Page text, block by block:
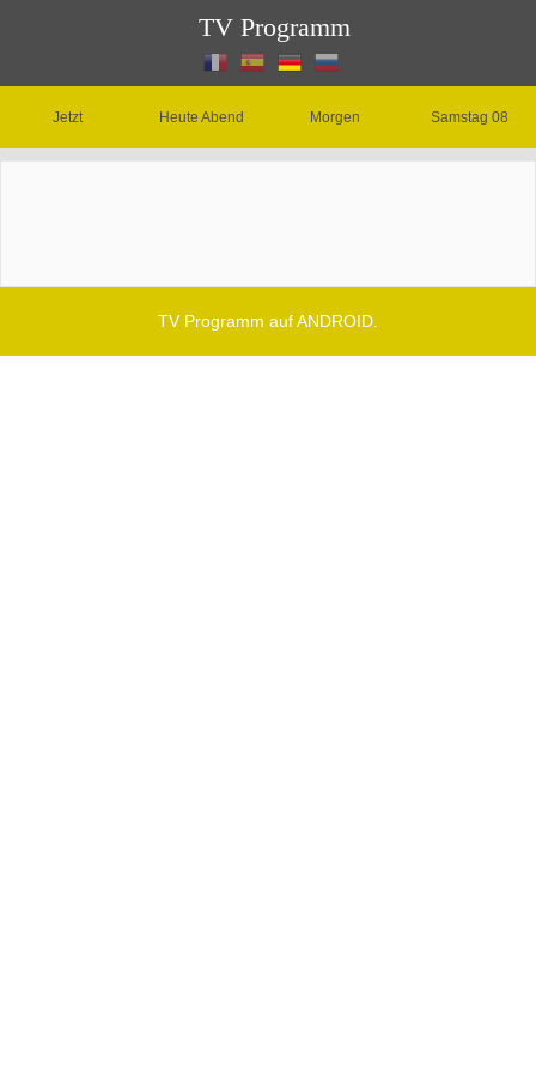
TV Programm
Jetzt Heute Abend Morgen Samstag 08
TV Programm auf ANDROID.